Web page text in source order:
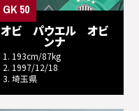
GK 50
オビ パウエル オビ
ンナ
1. 193cm/87kg
2. 1997/12/18
3. 埼玉県